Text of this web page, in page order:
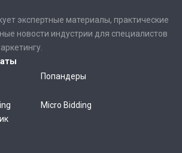
экспертные материалы, практические
новости индустрии для специалистов
Попандеры
Micro Bidding